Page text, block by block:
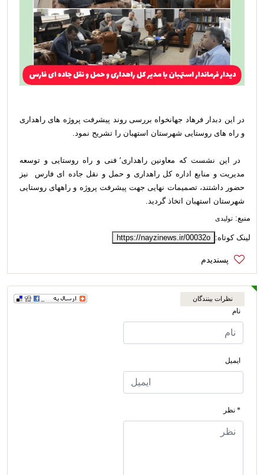
در این دبدار فرهاد جهانخواه بررسی روند پیشرفت پروژه های راهداری
و راه های روستایی شهرستان استهبان را تشریح نمود.
در این نشست که معاونین راهداری٬ فنی و راه روستایی و توسعه
مدیریت و منابع اداره کل راهداری و حمل و نقل جاده ای فارس نیز
حضور داشتند، تصمیمات نهایی جهت پیشرفت پروژه و راههای روستایی
شهرستان استهبان اتخاذ گردید.
منبع: تولیدی
لینک کوتاه: https://nayzinews.ir/00032o
نظرات بینندگان
نام
ایمیل
* نظر